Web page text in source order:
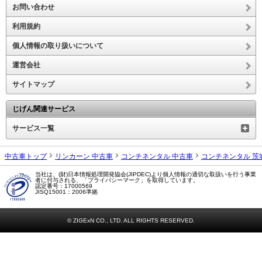
お問い合わせ
利用規約
個人情報の取り扱いについて
運営会社
サイトマップ
じげん関連サービス
サービス一覧
中古車トップ リンカーン 中古車 コンチネンタル 中古車 コンチネンタル 茨
当社は、(財)日本情報処理開発協会(JIPDEC)より個人情報の適切な取扱いを行う事業
者に付与される、「プライバシーマーク」を取得しています。
認定番号：17000569
JISQ15001：2006準拠
© ZIGExN CO., LTD. ALL RIGHTS RESERVED.